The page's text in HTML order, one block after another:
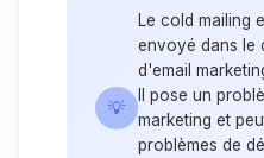
💡
Le cold mailing
envoyé dans le
d'email
Il pose un
marketing et
problèmes de